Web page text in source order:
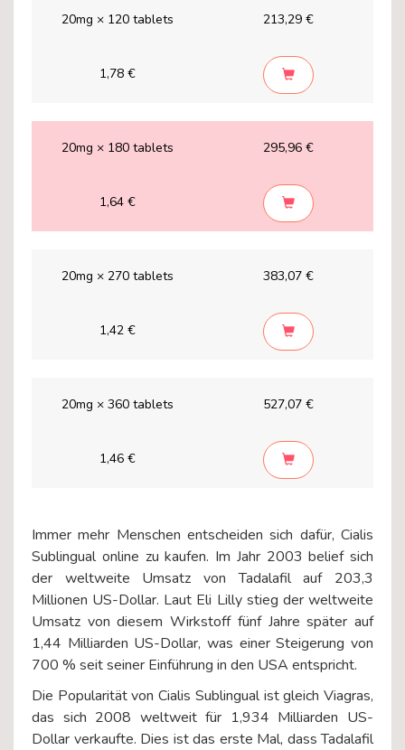
20mg × 120 tablets 213,29 €
1,78 €
20mg × 180 tablets 295,96 €
1,64 €
20mg × 270 tablets 383,07 €
1,42 €
20mg × 360 tablets 527,07 €
1,46 €
Immer mehr Menschen entscheiden sich dafür, Cialis
Sublingual online zu kaufen. Im Jahr 2003 belief sich
der weltweite Umsatz von Tadalafil auf 203,3
Millionen US-Dollar. Laut Eli Lilly stieg der weltweite
Umsatz von diesem Wirkstoff fünf Jahre später auf
1,44 Milliarden US-Dollar, was einer Steigerung von
700 % seit seiner Einführung in den USA entspricht.
Die Popularität von Cialis Sublingual ist gleich Viagras,
das sich 2008 weltweit für 1,934 Milliarden US-
Dollar verkaufte. Dies ist das erste Mal, dass Tadalafil